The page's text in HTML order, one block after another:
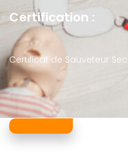
Certification :
Certificat de Sauveteur
Je m'inscris